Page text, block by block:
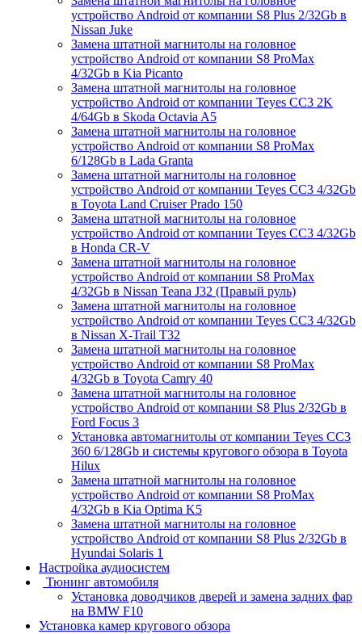
устройство Android от компании S8 Plus 2/32Gb в
Nissan Juke
Замена штатной магнитолы на головное
устройство Android от компании S8 ProMax
4/32Gb в Kia Picanto
Замена штатной магнитолы на головное
устройство Android от компании Teyes CC3 2K
4/64Gb в Skoda Octavia A5
Замена штатной магнитолы на головное
устройство Android от компании S8 ProMax
6/128Gb в Lada Granta
Замена штатной магнитолы на головное
устройство Android от компании Teyes CC3 4/32Gb
в Toyota Land Cruiser Prado 150
Замена штатной магнитолы на головное
устройство Android от компании Teyes CC3 4/32Gb
в Honda CR-V
Замена штатной магнитолы на головное
устройство Android от компании S8 ProMax
4/32Gb в Nissan Teana J32 (Правый руль)
Замена штатной магнитолы на головное
устройство Android от компании Teyes CC3 4/32Gb
в Nissan X-Trail T32
Замена штатной магнитолы на головное
устройство Android от компании S8 ProMax
4/32Gb в Toyota Camry 40
Замена штатной магнитолы на головное
устройство Android от компании S8 Plus 2/32Gb в
Ford Focus 3
Установка автомагнитолы от компании Teyes CC3
360 6/128Gb и системы кругового обзора в Toyota
Hilux
Замена штатной магнитолы на головное
устройство Android от компании S8 ProMax
4/32Gb в Kia Optima K5
Замена штатной магнитолы на головное
устройство Android от компании S8 Plus 2/32Gb в
Hyundai Solaris 1
Настройка аудиосистем
Тюнинг автомобиля
Установка доводчиков дверей и замена задних фар
на BMW F10
Установка камер кругового обзора